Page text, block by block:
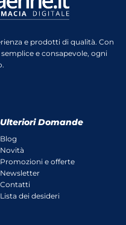
e prodotti di qualità. Con
e consapevole, ogni
Ulteriori Domande
Blog
Novità
Promozioni e offerte
Newsletter
Contatti
Lista dei desideri